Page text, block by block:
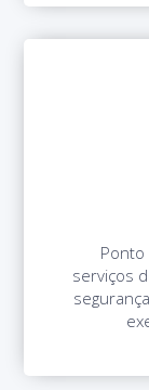
Ponto
serviços